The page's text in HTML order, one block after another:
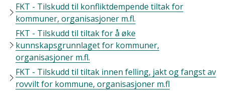
FKT - Tilskudd til konfliktdempende tiltak for
kommuner, organisasjoner m.fl.
FKT - Tilskudd til tiltak for å øke
kunnskapsgrunnlaget for kommuner,
organisasjoner m.fl.
FKT - Tilskudd til tiltak innen felling, jakt og fangst av
rovvilt for kommune, organisasjoner m.fl